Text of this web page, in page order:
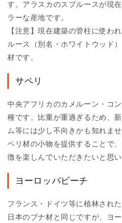
す。アラスカのスプルースが現
ラーな産地です。
【注意】現在建築の管柱に使わ
ルース（別名・ホワイトウッド
材です。
サペリ
中央アフリカのカメルーン・コ
種です。比重が重過ぎるため、
ム等には少し不向きかも知れま
ペリ材の小物を提供することで
徴を楽しんでいただきたいと思い
ヨーロッパビーチ
フランス・ドイツ等に植林され
日本のブナ材と同じですが、ヨ